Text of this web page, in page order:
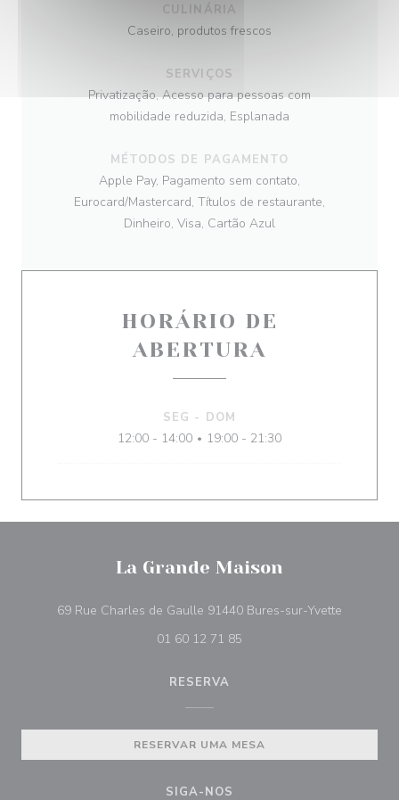
CULINÁRIA
Caseiro, produtos frescos
SERVIÇOS
Privatização, Acesso para pessoas com
mobilidade reduzida, Esplanada
MÉTODOS DE PAGAMENTO
Apple Pay, Pagamento sem contato,
Eurocard/Mastercard, Títulos de restaurante,
Dinheiro, Visa, Cartão Azul
HORÁRIO DE
ABERTURA
SEG - DOM
12:00 - 14:00 • 19:00 - 21:30
La Grande Maison
69 Rue Charles de Gaulle 91440 Bures-sur-Yvette
01 60 12 71 85
RESERVA
RESERVAR UMA MESA
SIGA-NOS